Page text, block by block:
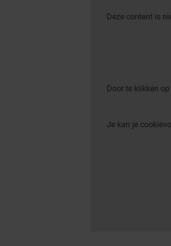
Deze content is
Door te klikken
Je kan je